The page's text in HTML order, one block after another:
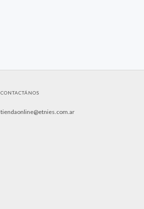
CONTACTÁNOS
tiendaonline@etnies.com.ar